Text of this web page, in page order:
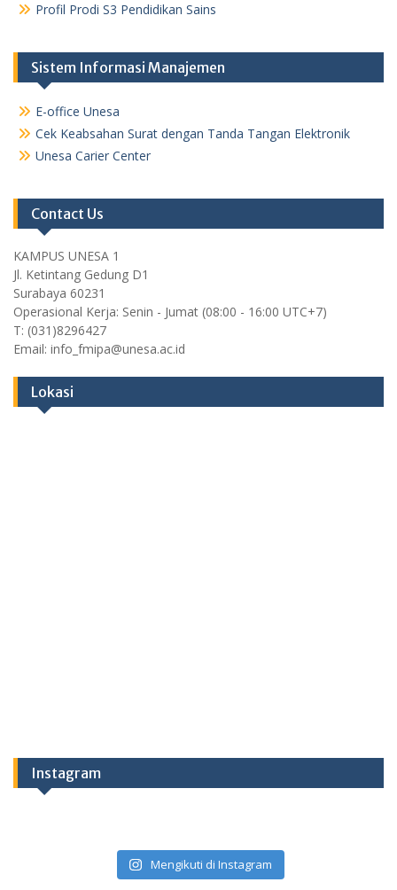
Profil Prodi S3 Pendidikan Sains
Sistem Informasi Manajemen
E-office Unesa
Cek Keabsahan Surat dengan Tanda Tangan Elektronik
Unesa Carier Center
Contact Us
KAMPUS UNESA 1
Jl. Ketintang Gedung D1
Surabaya 60231
Operasional Kerja: Senin - Jumat (08:00 - 16:00 UTC+7)
T: (031)8296427
Email: info_fmipa@unesa.ac.id
Lokasi
Instagram
Mengikuti di Instagram